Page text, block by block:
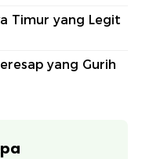
Timur yang Legit
yang Gurih